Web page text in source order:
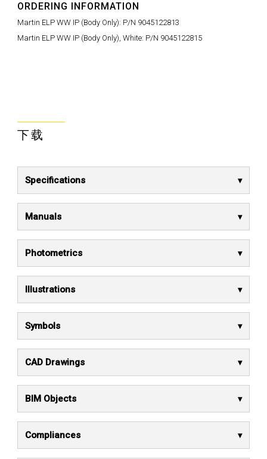
ORDERING INFORMATION
Martin ELP WW IP (Body Only): P/N 9045122813
Martin ELP WW IP (Body Only), White: P/N 9045122815
下载
Specifications
Manuals
Photometrics
Illustrations
Symbols
CAD Drawings
BIM Objects
Compliances